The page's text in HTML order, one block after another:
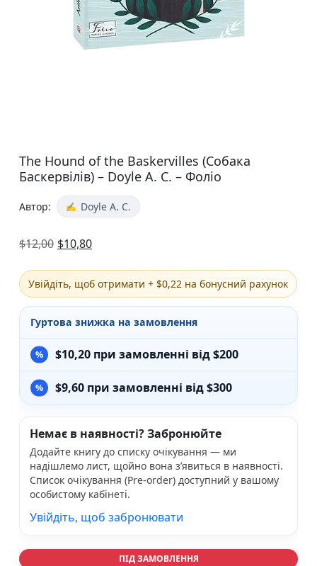
The Hound of the Baskervilles (Собака
Баскервілів) – Doyle A. C. – Фоліо
Автор: Doyle A. C.
$12,00 $10,80
Увійдіть, щоб отримати + $0,22 на бонусний рахунок
Гуртова знижка на замовлення
$10,20 при замовленні від $200
$9,60 при замовленні від $300
Немає в наявності? Забронюйте
Додайте книгу до списку очікування — ми
надішлемо лист, щойно вона з’явиться в наявності.
Список очікування (Pre-order) доступний у вашому
особистому кабінеті.
Увійдіть, щоб забронювати
ПІД ЗАМОВЛЕННЯ